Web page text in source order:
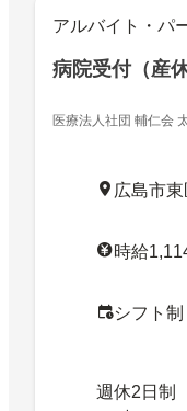
アルバイト・パ
病院受付（産
医療法人社団 輔仁会
広島市
時給
シフト
週休2日制